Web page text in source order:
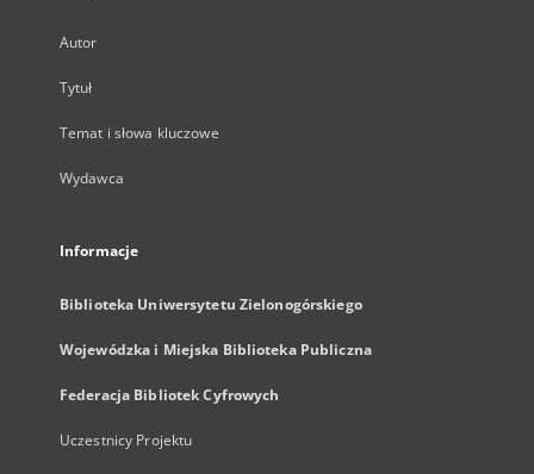
Autor
Tytuł
Temat i słowa kluczowe
Wydawca
Informacje
Biblioteka Uniwersytetu Zielonogórskiego
Wojewódzka i Miejska Biblioteka Publiczna
Federacja Bibliotek Cyfrowych
Uczestnicy Projektu